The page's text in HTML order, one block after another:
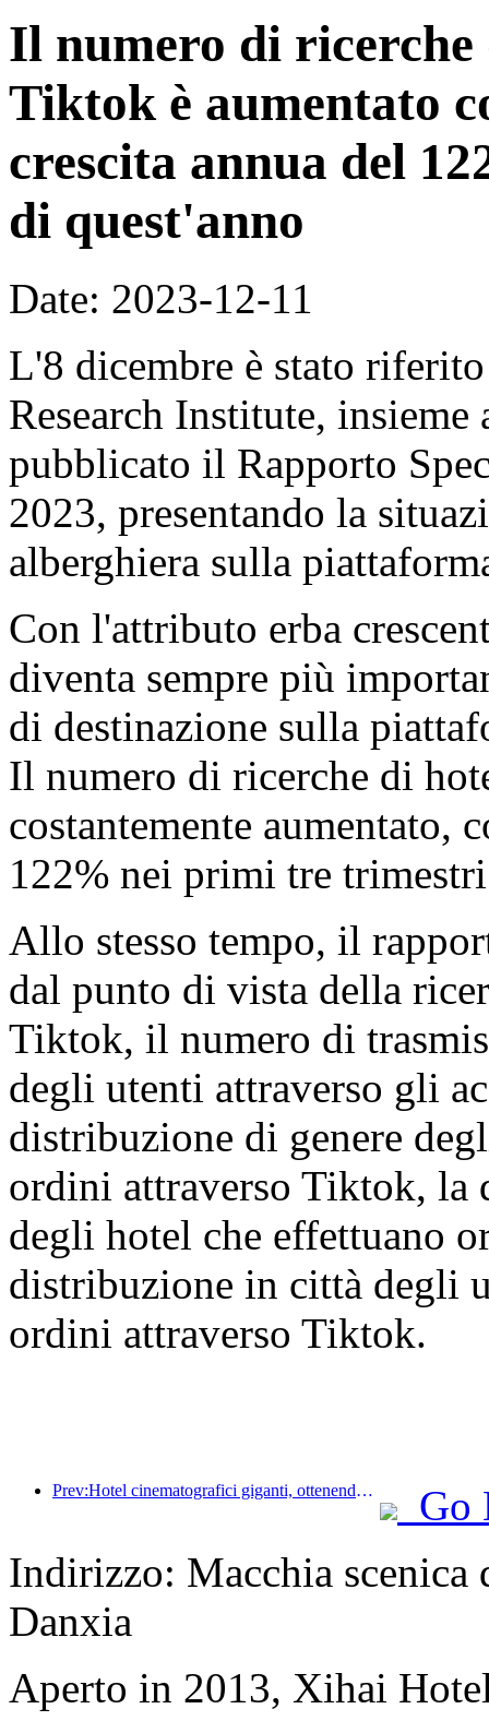
Il numero di
Tiktok è aumentato
crescita annua del
di quest'anno
Date: 2023-12-11
L'8 dicembre è stato
Research Institute,
pubblicato il Rapporto
2023, presentando la
alberghiera sulla
Con l'attributo erba
diventa sempre più
di destinazione sulla
Il numero di ricerche di
costantemente aumentato,
122% nei primi tre
Allo stesso tempo, il
dal punto di vista della
Tiktok, il numero di
degli utenti attraverso gli
distribuzione di genere
ordini attraverso Tiktok, la
degli hotel che effettuano
distribuzione in città degli
ordini attraverso Tiktok.
Prev:Hotel cinematografici giganti, ottenendo un effetto '1+1' superiore a 2 tra hotel e film
Go
Indirizzo: Macchia
Danxia
Aperto in 2013, Xihai